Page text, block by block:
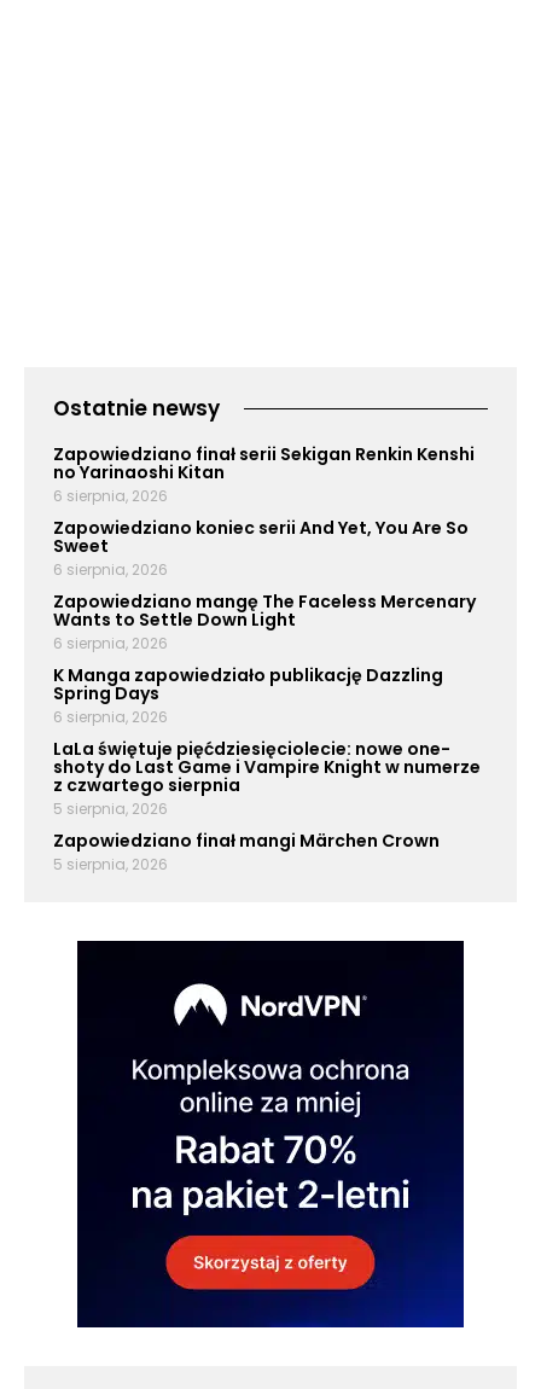
Ostatnie newsy
Zapowiedziano finał serii Sekigan Renkin Kenshi
no Yarinaoshi Kitan
6 sierpnia, 2026
Zapowiedziano koniec serii And Yet, You Are So
Sweet
6 sierpnia, 2026
Zapowiedziano mangę The Faceless Mercenary
Wants to Settle Down Light
6 sierpnia, 2026
K Manga zapowiedziało publikację Dazzling
Spring Days
6 sierpnia, 2026
LaLa świętuje pięćdziesięciolecie: nowe one-
shoty do Last Game i Vampire Knight w numerze
z czwartego sierpnia
5 sierpnia, 2026
Zapowiedziano finał mangi Märchen Crown
5 sierpnia, 2026